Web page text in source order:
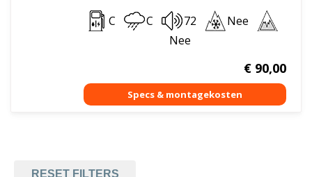
C C 72
Nee
Nee
€90,00
RESET FILTERS